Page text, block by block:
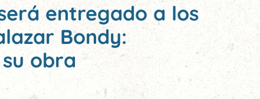
entregado a los
Bondy:
obra